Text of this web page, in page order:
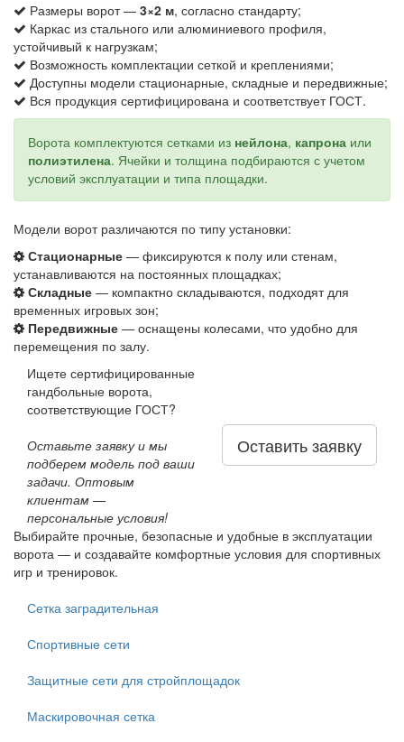
Размеры ворот — 3×2 м, согласно стандарту;
Каркас из стального или алюминиевого профиля,
устойчивый к нагрузкам;
Возможность комплектации сеткой и креплениями;
Доступны модели стационарные, складные и передвижные;
Вся продукция сертифицирована и соответствует ГОСТ.
Ворота комплектуются сетками из нейлона, капрона или
полиэтилена. Ячейки и толщина подбираются с учетом
условий эксплуатации и типа площадки.
Модели ворот различаются по типу установки:
Стационарные — фиксируются к полу или стенам,
устанавливаются на постоянных площадках;
Складные — компактно складываются, подходят для
временных игровых зон;
Передвижные — оснащены колесами, что удобно для
перемещения по залу.
Ищете сертифицированные
гандбольные ворота,
соответствующие ГОСТ?
Оставьте заявку и мы
подберем модель под ваши
задачи. Оптовым
клиентам —
персональные условия!
Оставить заявку
Выбирайте прочные, безопасные и удобные в эксплуатации
ворота — и создавайте комфортные условия для спортивных
игр и тренировок.
Сетка заградительная
Спортивные сети
Защитные сети для стройплощадок
Маскировочная сетка